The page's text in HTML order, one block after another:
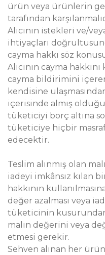
ürün veya ürünlerin
tarafından
Alıcının istekleri ve/
ihtiyaçları
cayma hakkı söz
Alıcının cayma
cayma bildirimini
kendisine
içerisinde almış
tüketiciyi borç altına
tüketiciye hiçbir
edecektir.
Teslim alınmış olan
iadeyi imkânsız kılan
hakkının
değer azalması veya
tüketicinin kusurundan
malın değerini veya
etmesi gerekir.
Sehven alınan her